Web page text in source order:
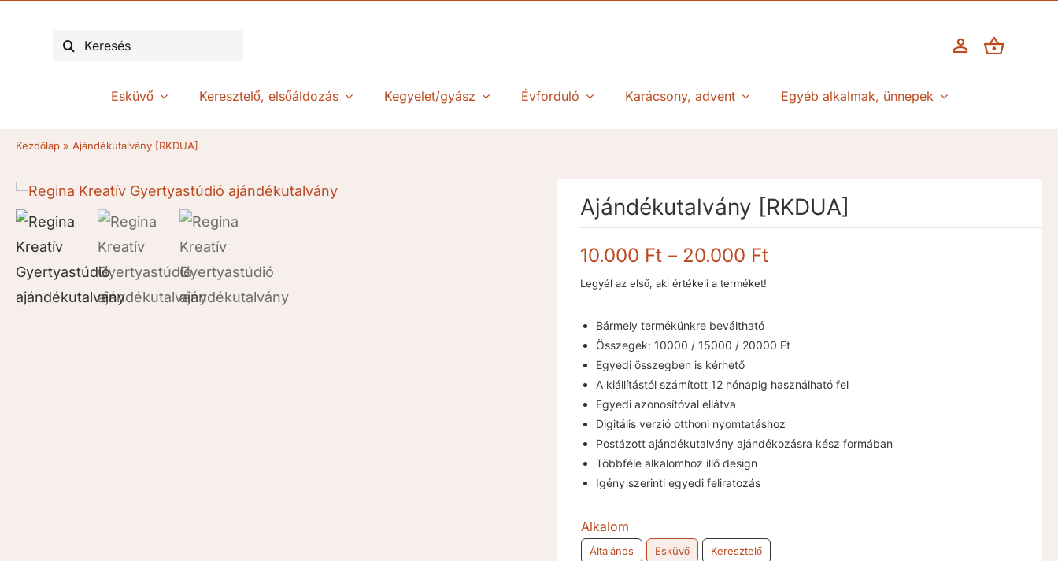
Keresés...
Esküvő Keresztelő, elsőáldozás Kegyelet/gyász Évforduló Karácsony, advent Egyéb alkalmak, ünnepek
Kezdőlap » Ajándékutalvány [RKDUA]
Ajándékutalvány [RKDUA]
10.000 Ft – 20.000 Ft
Legyél az első, aki értékeli a terméket!
Bármely termékünkre beváltható
Összegek: 10000 / 15000 / 20000 Ft
Egyedi összegben is kérhető
A kiállítástól számított 12 hónapig használható fel
Egyedi azonosítóval ellátva
Digitális verzió otthoni nyomtatáshoz
Postázott ajándékutalvány ajándékozásra kész formában
Többféle alkalomhoz illő design
Igény szerinti egyedi feliratozás
Alkalom
Általános Esküvő Keresztelő